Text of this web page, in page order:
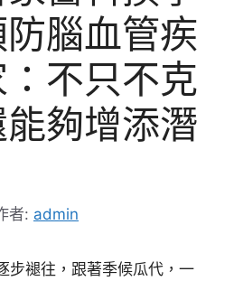
腦血管疾
不只不克
夠增添潛
者: admin
步褪往，跟著季候瓜代，一